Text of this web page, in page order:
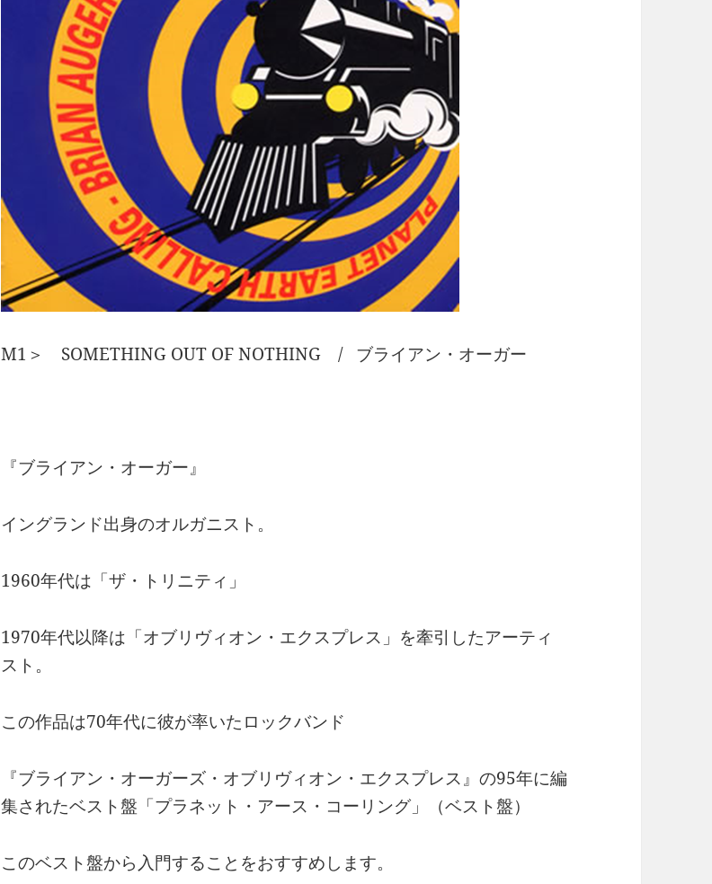
M1＞ SOMETHING OUT OF NOTHING / ブライアン・オーガー
『ブライアン・オーガー』
イングランド出身のオルガニスト。
1960年代は「ザ・トリニティ」
1970年代以降は「オブリヴィオン・エクスプレス」を牽引したアーティ
スト。
この作品は70年代に彼が率いたロックバンド
『ブライアン・オーガーズ・オブリヴィオン・エクスプレス』の95年に編
集されたベスト盤「プラネット・アース・コーリング」（ベスト盤）
このベスト盤から入門することをおすすめします。